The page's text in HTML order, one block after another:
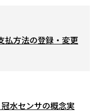
払方法の登録・変更
水センサの概念実